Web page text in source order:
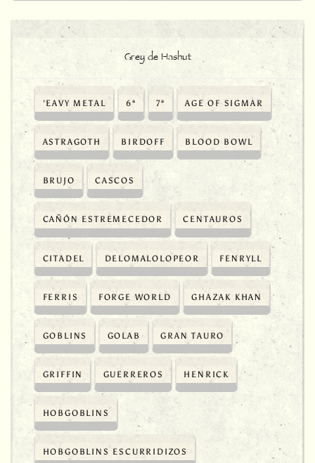
Grey de Hashut
'EAVY METAL 6ª 7ª AGE OF SIGMAR
ASTRAGOTH BIRDOFF BLOOD BOWL
BRUJO CASCOS
CAÑÓN ESTREMECEDOR CENTAUROS
CITADEL DELOMALOLOPEOR FENRYLL
FERRIS FORGE WORLD GHAZAK KHAN
GOBLINS GOLAB GRAN TAURO
GRIFFIN GUERREROS HENRICK
HOBGOBLINS
HOBGOBLINS ESCURRIDIZOS